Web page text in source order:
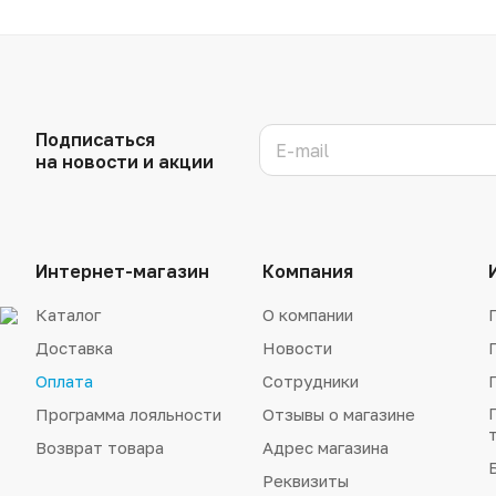
Подписаться
на новости и акции
Интернет-магазин
Каталог
Доставка
Оплата
Программа лояльности
Возврат товара
Компания
О компании
Новости
Сотрудники
Отзывы о магазине
Адрес магазина
Реквизиты